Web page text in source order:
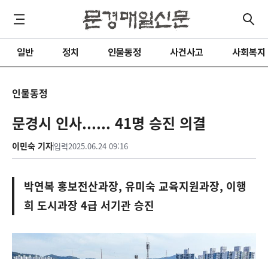
일반 정치 인물동정 사건사고 사회복지
인물동정
문경시 인사...... 41명 승진 의결
이민숙 기자입력2025.06.24 09:16
박연복 홍보전산과장, 유미숙 교육지원과장, 이행
희 도시과장 4급 서기관 승진